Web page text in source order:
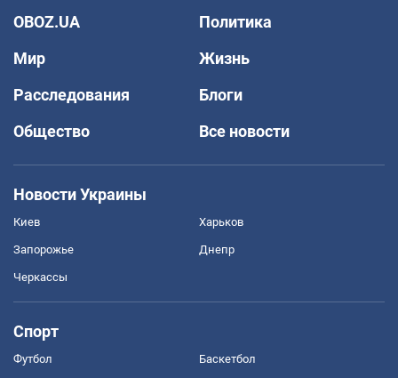
OBOZ.UA
Политика
Мир
Жизнь
Расследования
Блоги
Общество
Все новости
Новости Украины
Киев Харьков
Запорожье Днепр
Черкассы
Спорт
Футбол Баскетбол